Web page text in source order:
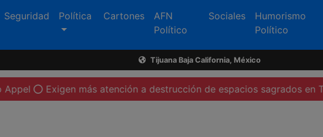
Seguridad Política Cartones
AFN
Político
Sociales
Humorismo
Político
Tijuana Baja California, México
Exigen más atención a destrucción de espacios sagrados en Tecate